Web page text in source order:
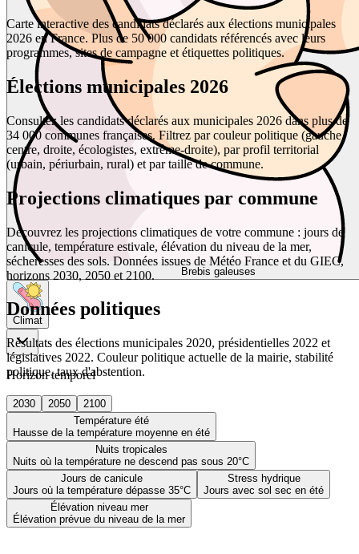
Brebis galeuses
Climat
Horizon temporel
2030 2050
2100
Température été
Hausse de la température moyenne en été
Nuits tropicales
Nuits où la température ne descend pas sous 20°C
Jours de canicule
Jours où la température dépasse 35°C
Stress hydrique
Jours avec sol sec en été
Élévation niveau mer
Élévation prévue du niveau de la mer
Carte interactive des candidats déclarés aux élections municipales
2026 en France. Plus de 50 000 candidats référencés avec leurs
programmes, sites de campagne et étiquettes politiques.
Élections municipales 2026
Consultez les candidats déclarés aux municipales 2026 dans plus de
34 000 communes françaises. Filtrez par couleur politique (gauche,
centre, droite, écologistes, extrême-droite), par profil territorial
(urbain, périurbain, rural) et par taille de commune.
Projections climatiques par commune
Découvrez les projections climatiques de votre commune : jours de
canicule, température estivale, élévation du niveau de la mer,
sécheresses des sols. Données issues de Météo France et du GIEC,
horizons 2030, 2050 et 2100.
Données politiques
Résultats des élections municipales 2020, présidentielles 2022 et
législatives 2022. Couleur politique actuelle de la mairie, stabilité
politique, taux d'abstention.